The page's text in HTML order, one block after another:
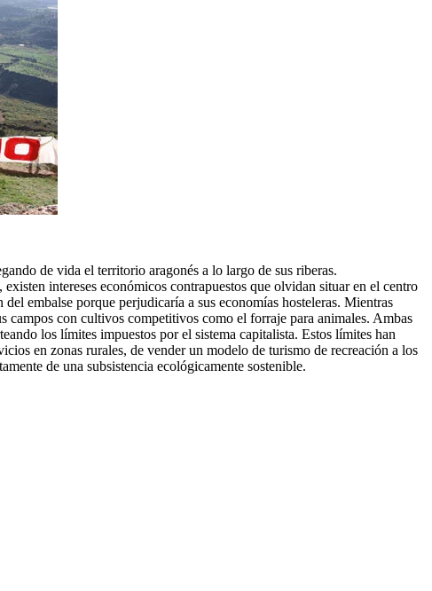
de vida el territorio aragonés a lo largo de sus riberas.
intereses económicos contrapuestos que olvidan situar en el centro
embalse porque perjudicaría a sus economías hosteleras. Mientras
campos con cultivos competitivos como el forraje para animales. Ambas
los límites impuestos por el sistema capitalista. Estos límites han
en zonas rurales, de vender un modelo de turismo de recreación a los
de una subsistencia ecológicamente sostenible.